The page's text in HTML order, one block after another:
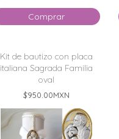
Comprar
Kit de bautizo con placa
italiana Sagrada Familia
oval
$950.00MXN